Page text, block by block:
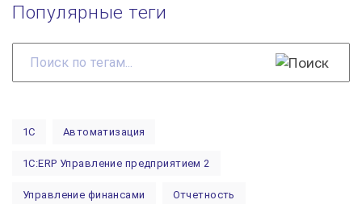
Популярные теги
1С Автоматизация
1С:ERP Управление предприятием 2
Управление финансами Отчетность